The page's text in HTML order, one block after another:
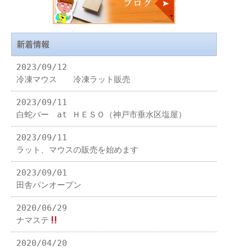
新着情報
2023/09/12
冷凍マウス 冷凍ラット販売
2023/09/11
白蛇バー at ＨＥＳＯ（神戸市垂水区塩屋）
2023/09/11
ラット、マウスの販売を始めます
2023/09/01
田舎パンオープン
2020/06/29
ナマステ
2020/04/20